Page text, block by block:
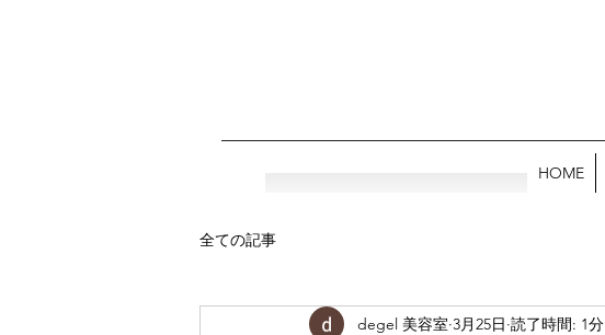
HOME
全ての記事
degel 美容室 3月25日 読了時間: 1分